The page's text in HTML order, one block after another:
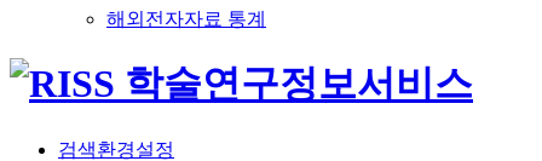
해외전자자료 통계
검색환경설정